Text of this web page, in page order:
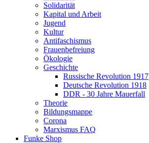
Solidarität
Kapital und Arbeit
Jugend
Kultur
Antifaschismus
Frauenbefreiung
Ökologie
Geschichte
Russische Revolution 1917
Deutsche Revolution 1918
DDR - 30 Jahre Mauerfall
Theorie
Bildungsmappe
Corona
Marxismus FAQ
Funke Shop